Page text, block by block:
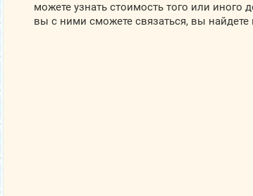
можете узнать стоимость того или
вы с ними сможете связаться, вы найдете